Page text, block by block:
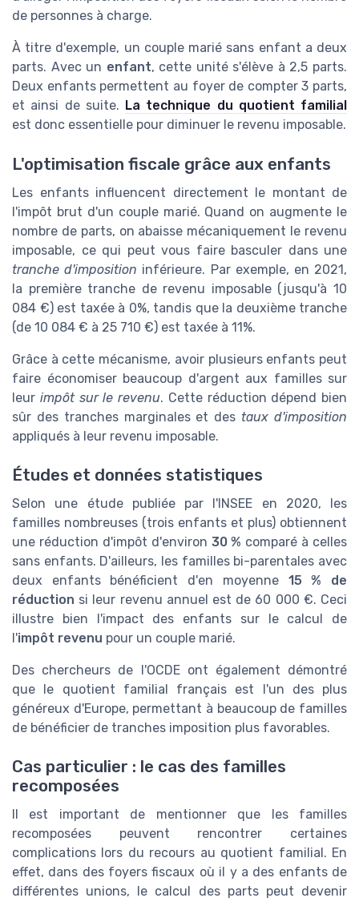
de personnes à charge.
À titre d'exemple, un couple marié sans enfant a deux
parts. Avec un enfant, cette unité s'élève à 2,5 parts.
Deux enfants permettent au foyer de compter 3 parts,
et ainsi de suite. La technique du quotient familial
est donc essentielle pour diminuer le revenu imposable.
L'optimisation fiscale grâce aux enfants
Les enfants influencent directement le montant de
l'impôt brut d'un couple marié. Quand on augmente le
nombre de parts, on abaisse mécaniquement le revenu
imposable, ce qui peut vous faire basculer dans une
tranche d'imposition inférieure. Par exemple, en 2021,
la première tranche de revenu imposable (jusqu'à 10
084 €) est taxée à 0%, tandis que la deuxième tranche
(de 10 084 € à 25 710 €) est taxée à 11%.
Grâce à cette mécanisme, avoir plusieurs enfants peut
faire économiser beaucoup d'argent aux familles sur
leur impôt sur le revenu. Cette réduction dépend bien
sûr des tranches marginales et des taux d'imposition
appliqués à leur revenu imposable.
Études et données statistiques
Selon une étude publiée par l'INSEE en 2020, les
familles nombreuses (trois enfants et plus) obtiennent
une réduction d'impôt d'environ 30 % comparé à celles
sans enfants. D'ailleurs, les familles bi-parentales avec
deux enfants bénéficient d'en moyenne 15 % de
réduction si leur revenu annuel est de 60 000 €. Ceci
illustre bien l'impact des enfants sur le calcul de
l'impôt revenu pour un couple marié.
Des chercheurs de l'OCDE ont également démontré
que le quotient familial français est l'un des plus
généreux d'Europe, permettant à beaucoup de familles
de bénéficier de tranches imposition plus favorables.
Cas particulier : le cas des familles
recomposées
Il est important de mentionner que les familles
recomposées peuvent rencontrer certaines
complications lors du recours au quotient familial. En
effet, dans des foyers fiscaux où il y a des enfants de
différentes unions, le calcul des parts peut devenir